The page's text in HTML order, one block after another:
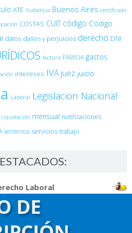
ATE Audiencia Buenos Aires certificado
COSTAS CUIT código Código
datos daños y perjuicios derecho DNI
factura FAMILIA gastos
intereses IVA juez juicio
Laboral Legislacion Nacional
Liquidación mensual notificaciones
sentencia servicios trabajo
Laboral
DE